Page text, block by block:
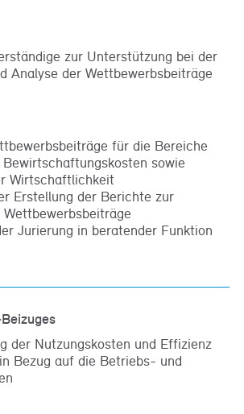
zur Unterstützung bei der
Analyse der Wettbewerbsbeiträge
für die Bereiche
sowie
Wirtschaftlichkeit
Erstellung der Berichte zur
Jurierung in beratender Funktion
der Nutzungskosten und Effizienz
Bezug auf die Betriebs- und